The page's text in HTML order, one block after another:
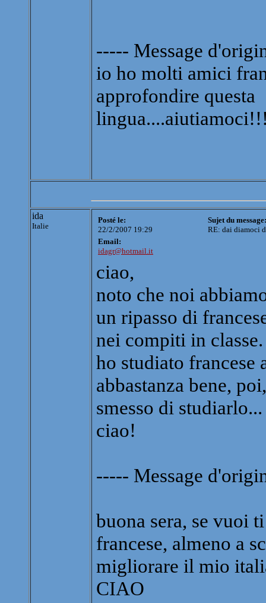
----- Message
io ho molti amici
approfondire questa
ida
Italie
Posté le:
22/2/2007 19:29
Sujet du message:
RE: dai diamoci
Email:
idagr@hotmail.it
ciao,
noto che noi
un ripasso di
nei compiti in classe.
ho studiato francese
abbastanza bene,
smesso di
ciao!
----- Message
buona sera, se vuoi
francese, almeno a
migliorare il mio
CIAO